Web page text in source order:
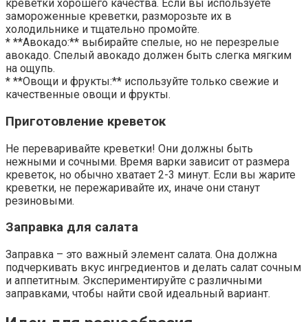
креветки хорошего качества. Если вы используете
замороженные креветки, разморозьте их в
холодильнике и тщательно промойте.
* **Авокадо:** выбирайте спелые, но не перезрелые
авокадо. Спелый авокадо должен быть слегка мягким
на ощупь.
* **Овощи и фрукты:** используйте только свежие и
качественные овощи и фрукты.
Приготовление креветок
Не переваривайте креветки! Они должны быть
нежными и сочными. Время варки зависит от размера
креветок, но обычно хватает 2-3 минут. Если вы жарите
креветки, не пережаривайте их, иначе они станут
резиновыми.
Заправка для салата
Заправка – это важный элемент салата. Она должна
подчеркивать вкус ингредиентов и делать салат сочным
и аппетитным. Экспериментируйте с различными
заправками, чтобы найти свой идеальный вариант.